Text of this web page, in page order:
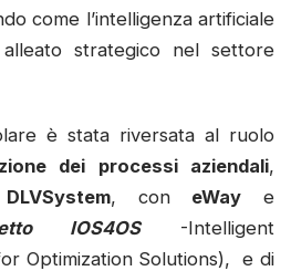
come l’intelligenza artificiale
strategico nel settore
è stata riversata al ruolo
dei processi aziendali,
DLVSystem, con eWay e
IOS4OS-Intelligent
Optimization Solutions), e di